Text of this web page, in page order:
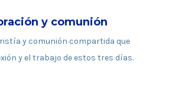
y comunión
y comunión compartida que
y el trabajo de estos tres días.